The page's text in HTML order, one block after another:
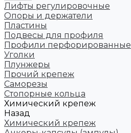
Лифты регулировочные
Опоры и держатели
Пластины
Подвесы для профиля
Профили перфорированные
Уголки
Плунжеры
Прочий крепеж
Саморезы
Стопорные кольца
Химический крепеж
Назад
Химический крепеж